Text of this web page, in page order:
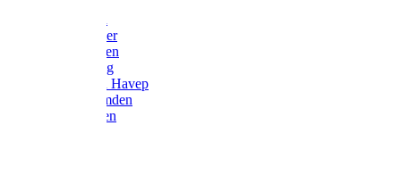
Bodywarmer
Werkbroeken
Zaagkleding
Werkjassen Havep
Thermohemden
Overhemden